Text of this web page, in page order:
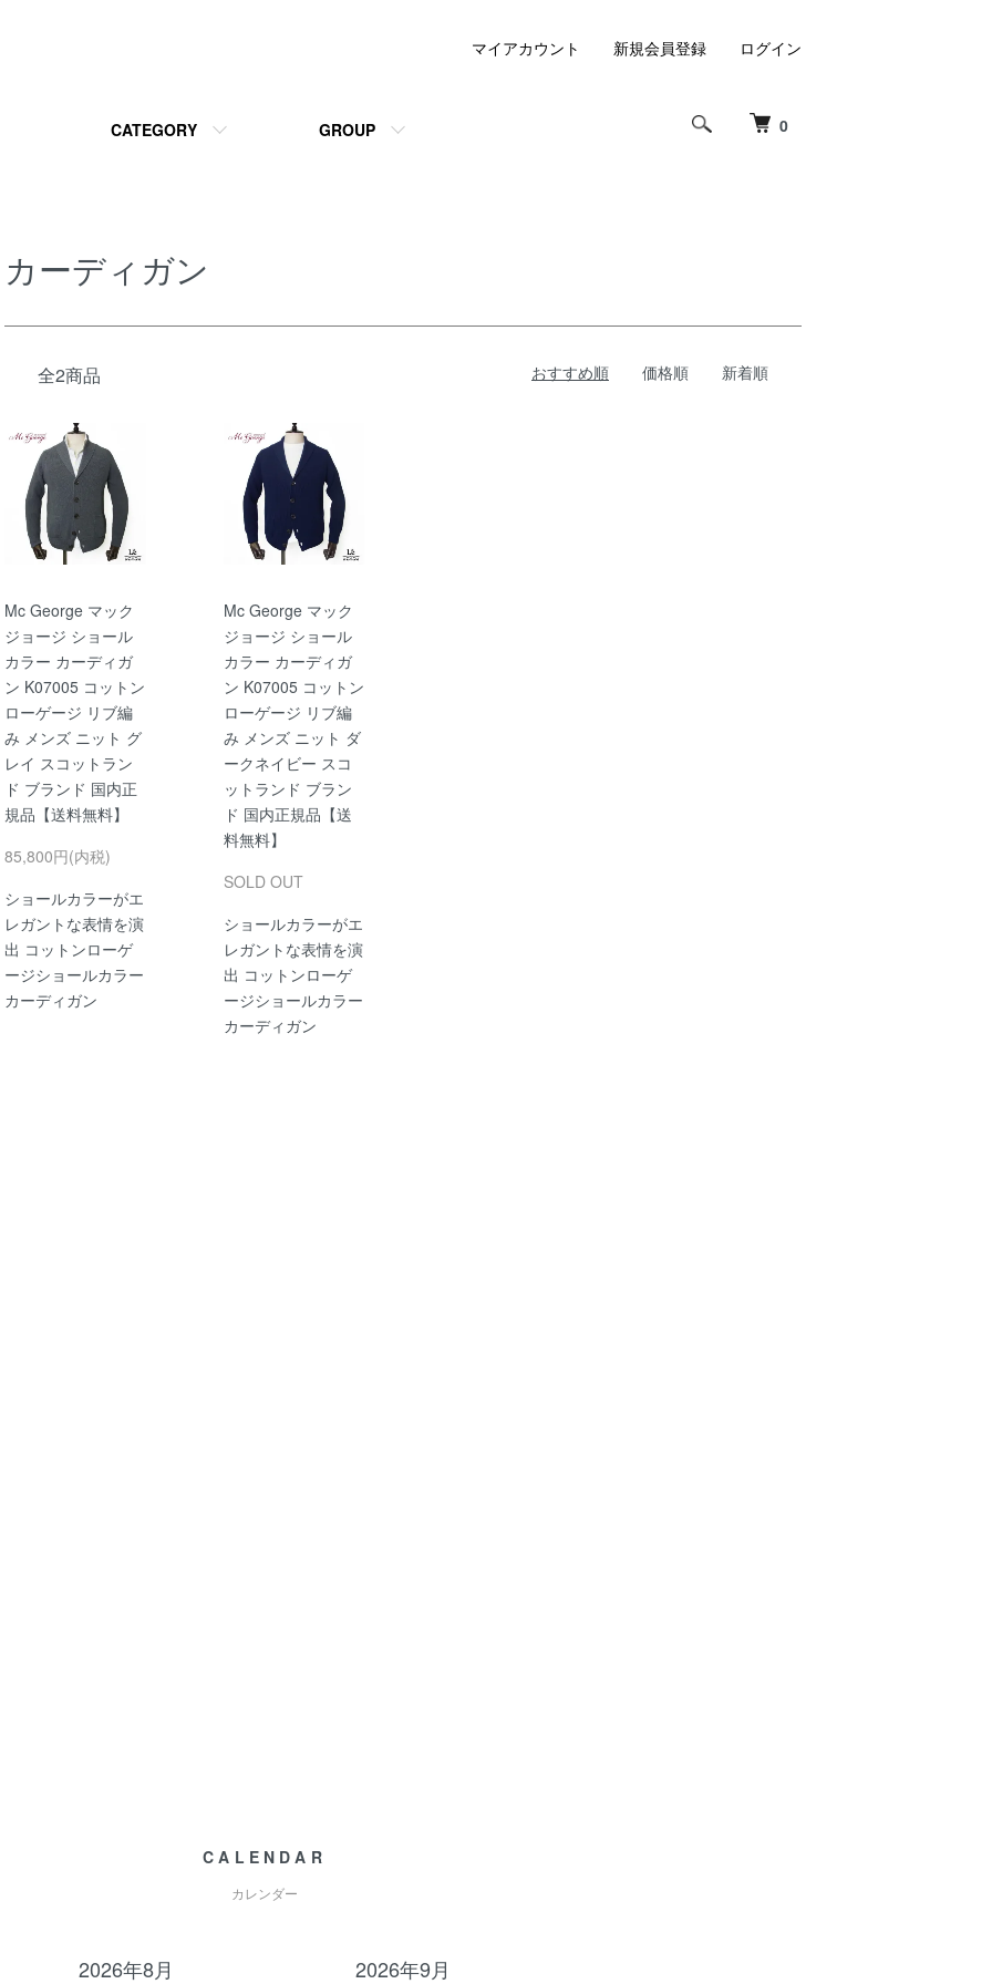
0
CATEGORY GROUP
マイアカウント 新規会員登録 ログイン
カーディガン
全2商品 おすすめ順 価格順 新着順
Mc George マック
ジョージ ショール
カラー カーディガ
ン K07005 コットン
ローゲージ リブ編
み メンズ ニット グ
レイ スコットラン
ド ブランド 国内正
規品【送料無料】
85,800円(内税)
ショールカラーがエ
レガントな表情を演
出 コットンローゲ
ージショールカラー
カーディガン
Mc George マック
ジョージ ショール
カラー カーディガ
ン K07005 コットン
ローゲージ リブ編
み メンズ ニット ダ
ークネイビー スコ
ットランド ブラン
ド 国内正規品【送
料無料】
SOLD OUT
ショールカラーがエ
レガントな表情を演
出 コットンローゲ
ージショールカラー
カーディガン
CALENDAR
カレンダー
2026年8月 2026年9月